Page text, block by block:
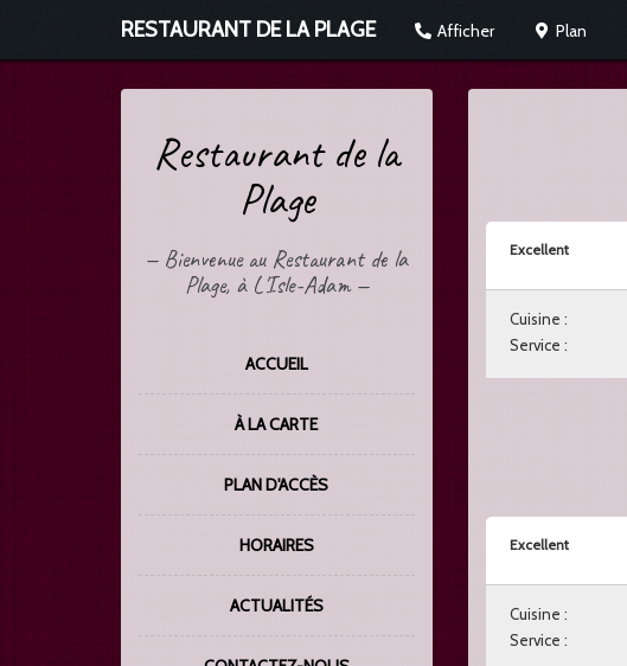
RESTAURANT DE LA PLAGE Afficher Plan
Restaurant de la
Plage
—Bienvenue au Restaurant de la
Plage, à L'Isle-Adam —
ACCUEIL
À LA CARTE
PLAN D'ACCÈS
HORAIRES
ACTUALITÉS
Excellent
Cuisine :
Service :
Excellent
Cuisine :
Service :